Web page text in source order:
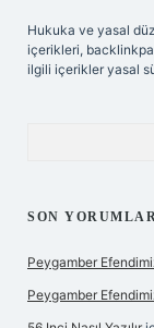
Hukuka ve yasal
içerikleri,
ilgili içerikler yasal
SON
Peygamber
Peygamber